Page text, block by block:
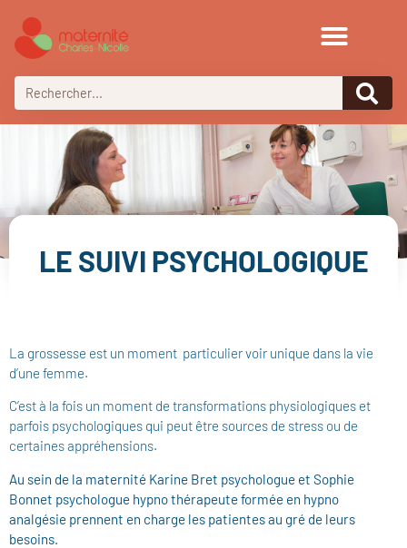
LE SUIVI PSYCHOLOGIQUE
La grossesse est un moment particulier voir unique dans la vie
d’une femme.
C’est à la fois un moment de transformations physiologiques et
parfois psychologiques qui peut être sources de stress ou de
certaines appréhensions.
Au sein de la maternité Karine Bret psychologue et Sophie
Bonnet psychologue hypno thérapeute formée en hypno
analgésie prennent en charge les patientes au gré de leurs
besoins.